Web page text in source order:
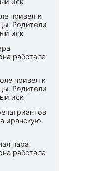
привел к
Родители
иск
работала
привел к
Родители
иск
иранскую
пара
работала